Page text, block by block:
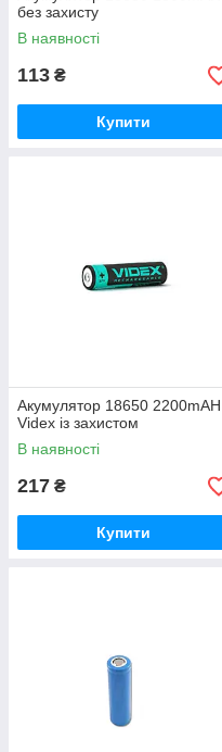
без захисту
В наявності
113 ₴
Купити
Акумулятор 18650 2200mAH
Videx із захистом
В наявності
217 ₴
Купити